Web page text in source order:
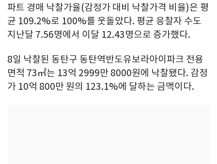
파트 경매 낙찰가율(감정가 대비 낙찰가격 비율)은 평
균 109.2%로 100%를 웃돌았다. 평균 응찰자 수도
지난달 7.56명에서 이달 12.43명으로 증가했다.
8일 낙찰된 동탄구 동탄역반도유보라아이파크 전용
면적 73㎡는 13억 2999만 8000원에 낙찰됐다. 감정
가 10억 800만 원의 123.1%에 달하는 금액이다.